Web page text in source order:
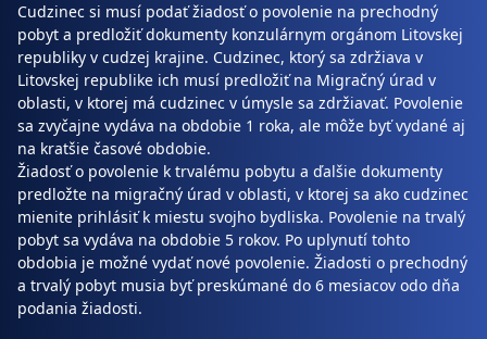
Cudzinec si musí podať žiadosť o povolenie na prechodný
pobyt a predložiť dokumenty konzulárnym orgánom Litovskej
republiky v cudzej krajine. Cudzinec, ktorý sa zdržiava v
Litovskej republike ich musí predložiť na Migračný úrad v
oblasti, v ktorej má cudzinec v úmysle sa zdržiavať. Povolenie
sa zvyčajne vydáva na obdobie 1 roka, ale môže byť vydané aj
na kratšie časové obdobie.
Žiadosť o povolenie k trvalému pobytu a ďalšie dokumenty
predložte na migračný úrad v oblasti, v ktorej sa ako cudzinec
mienite prihlásiť k miestu svojho bydliska. Povolenie na trvalý
pobyt sa vydáva na obdobie 5 rokov. Po uplynutí tohto
obdobia je možné vydať nové povolenie. Žiadosti o prechodný
a trvalý pobyt musia byť preskúmané do 6 mesiacov odo dňa
podania žiadosti.